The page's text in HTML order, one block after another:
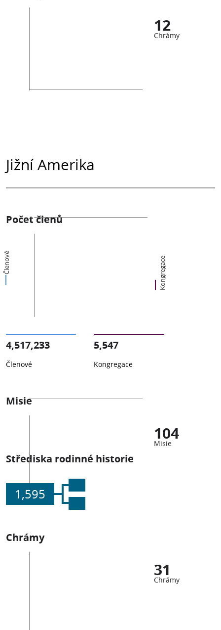
12
Chrámy
Jižní Amerika
Počet členů
Členové Kongregace
4,517,233
Členové
5,547
Kongregace
Misie
104
Misie
Střediska rodinné historie
1,595
Chrámy
31
Chrámy